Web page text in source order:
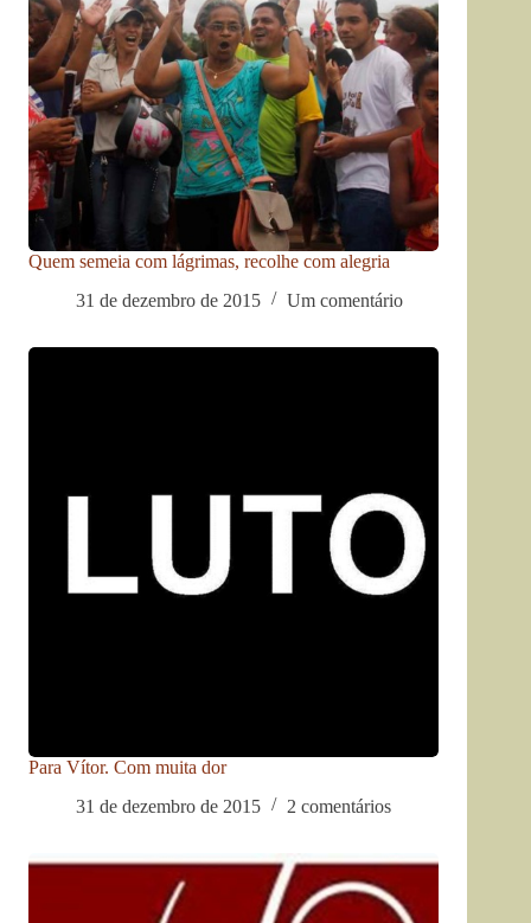
Quem semeia com lágrimas, recolhe com alegria
31 de dezembro de 2015
Um comentário
Para Vítor. Com muita dor
31 de dezembro de 2015
2 comentários